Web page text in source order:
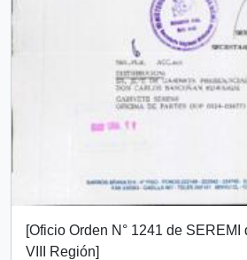
[Oficio Orden N° 1241 de SEREMI
VIII Región]